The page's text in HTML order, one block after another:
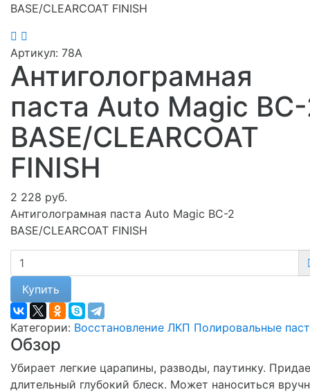
BASE/CLEARCOAT FINISH
Артикул: 78A
Антиголограмная
паста Auto Magic
BASE/CLEARCOAT
FINISH
2 228 руб.
Антиголограмная паста Auto Magic BC-2
BASE/CLEARCOAT FINISH
Купить
Категории: Восстановление ЛКП Полировальные
Обзор
Убирает легкие царапины, разводы, паутинку.
длительный глубокий блеск. Может наноситься